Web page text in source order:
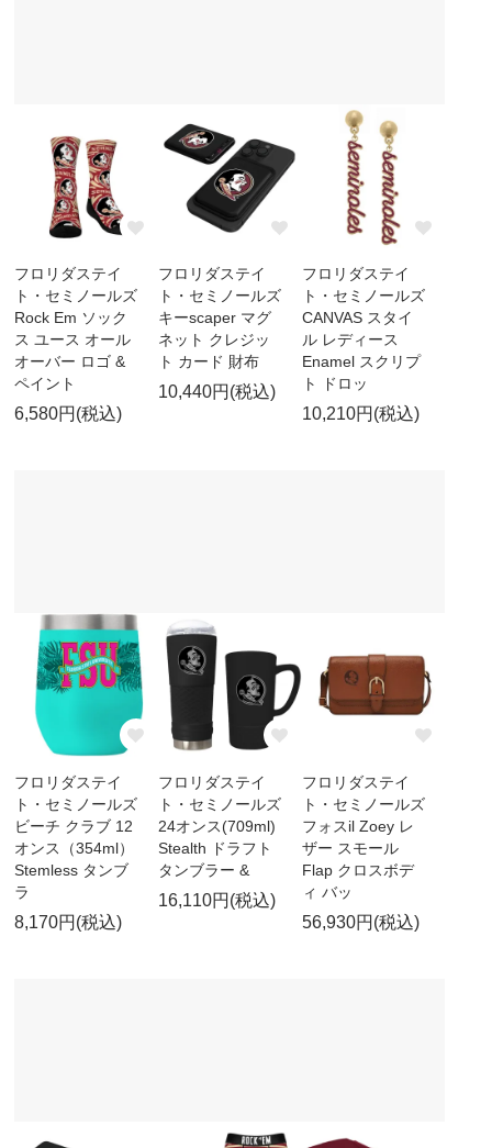
フロリダステイ
ト・セミノールズ
Rock Em ソック
ス ユース オール
オーバー ロゴ &
ペイント
6,580円(税込)
フロリダステイ
ト・セミノールズ
キーscaper マグ
ネット クレジッ
ト カード 財布
10,440円(税込)
フロリダステイ
ト・セミノールズ
CANVAS スタイ
ル レディース
Enamel スクリプ
ト ドロッ
10,210円(税込)
フロリダステイ
ト・セミノールズ
ビーチ クラブ 12
オンス（354ml）
Stemless タンブ
ラ
8,170円(税込)
フロリダステイ
ト・セミノールズ
24オンス(709ml)
Stealth ドラフト
タンブラー &
16,110円(税込)
フロリダステイ
ト・セミノールズ
フォスil Zoey レ
ザー スモール
Flap クロスボデ
ィ バッ
56,930円(税込)